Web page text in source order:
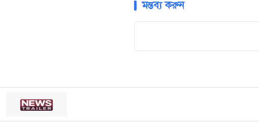
মন্তব্য করুন